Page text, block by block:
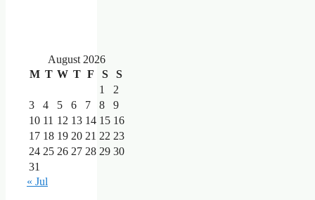
August 2026
M T W T F S
S
1
2
3
4 5 6 7 8
9
10 11 12 13 14 15 16
17 18 19 20 21 22 23
24 25 26 27 28 29 30
31
« Jul